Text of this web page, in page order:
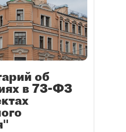
об
в 73-ФЗ